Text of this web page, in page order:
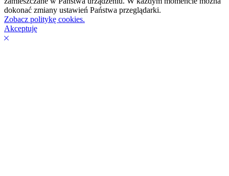
dokonać zmiany ustawień Państwa przeglądarki.
Zobacz politykę cookies.
Akceptuję